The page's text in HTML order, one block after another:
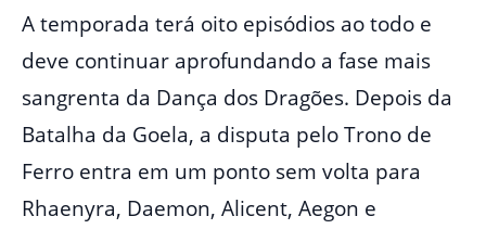
A temporada terá oito episódios ao todo e
deve continuar aprofundando a fase mais
sangrenta da Dança dos Dragões. Depois da
Batalha da Goela, a disputa pelo Trono de
Ferro entra em um ponto sem volta para
Rhaenyra, Daemon, Alicent, Aegon e